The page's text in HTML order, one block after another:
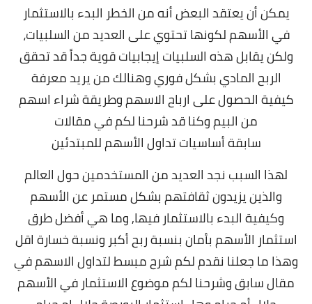
يمكن أن يعتقد البعض أنه من الخطر البدء بالاستثمار
في الأسهم لكونها تحتوي على العديد من السلبيات،
ولكن يقابل هذه السلبيات إيجابيات قوية جداً قد تحقق
الربح المادي بشكل فوري وهنالك من يريد معرفة
كيفية الحصول على ارباح الاسهم وطريقة شراء اسهم
من البيم وكنا قد شرحنا لكم في مقالات
سابقةأساسيات تداول الأسهمللمبتدئين
لهذا السبب نجد العديد من المستخدمين حول العالم
والذين يزيدون ثقافتهم بشكل مستمر عن الأسهم
وكيفية البدء بالاستثمار فيها, وما هي أفضل طرق
استثمار الأسهم بأمان بنسبة ربح أكبر ونسبة خسارة اقل
وهذا ما جعلنا نقدم لكمشرح مبسط لتداول الاسهمفي
مقال سابق وشرحنا لكم موضوع الاستثمار في الأسهم